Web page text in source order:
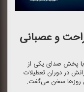
و عصبانی
آخرین برنامه‌ی خود در فروردین ۹۹ را با پخش صدای یكی از
در دوران تعطیلات
روزها سخن می‌گفت.